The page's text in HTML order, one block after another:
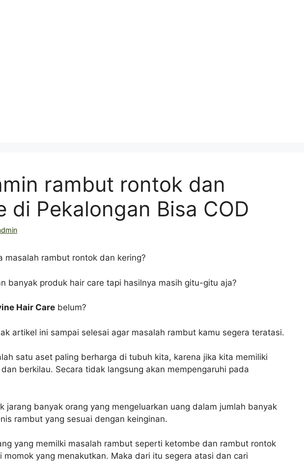
rambut rontok dan
di Pekalongan Bisa COD
masalah rambut rontok dan kering?
banyak produk hair care tapi hasilnya masih gitu-gitu aja?
Hair Care belum?
artikel ini sampai selesai agar masalah rambut kamu segera teratasi.
satu aset paling berharga di tubuh kita, karena jika kita memiliki
berkilau. Secara tidak langsung akan mempengaruhi pada
jarang banyak orang yang mengeluarkan uang dalam jumlah banyak
rambut yang sesuai dengan keinginan.
yang memilki masalah rambut seperti ketombe dan rambut rontok
momok yang menakutkan. Maka dari itu segera atasi dan cari